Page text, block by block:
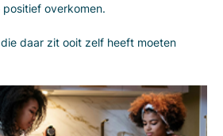
overkomen.
daar zit ooit zelf heeft moeten